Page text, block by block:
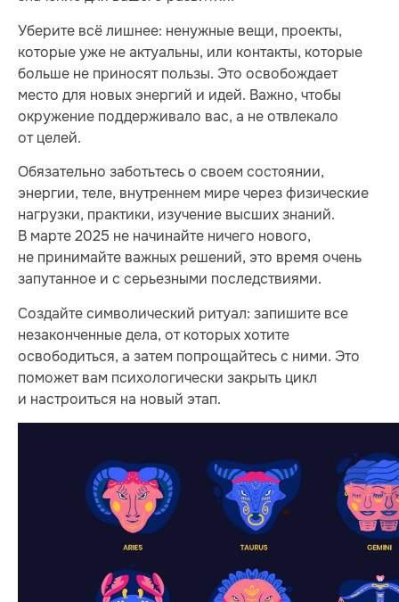
Уберите всё лишнее: ненужные вещи, проекты,
которые уже не актуальны, или контакты, которые
больше не приносят пользы. Это освобождает
место для новых энергий и идей. Важно, чтобы
окружение поддерживало вас, а не отвлекало
от целей.
Обязательно заботьтесь о своем состоянии,
энергии, теле, внутреннем мире через физические
нагрузки, практики, изучение высших знаний.
В марте 2025 не начинайте ничего нового,
не принимайте важных решений, это время очень
запутанное и с серьезными последствиями.
Создайте символический ритуал: запишите все
незаконченные дела, от которых хотите
освободиться, а затем попрощайтесь с ними. Это
поможет вам психологически закрыть цикл
и настроиться на новый этап.